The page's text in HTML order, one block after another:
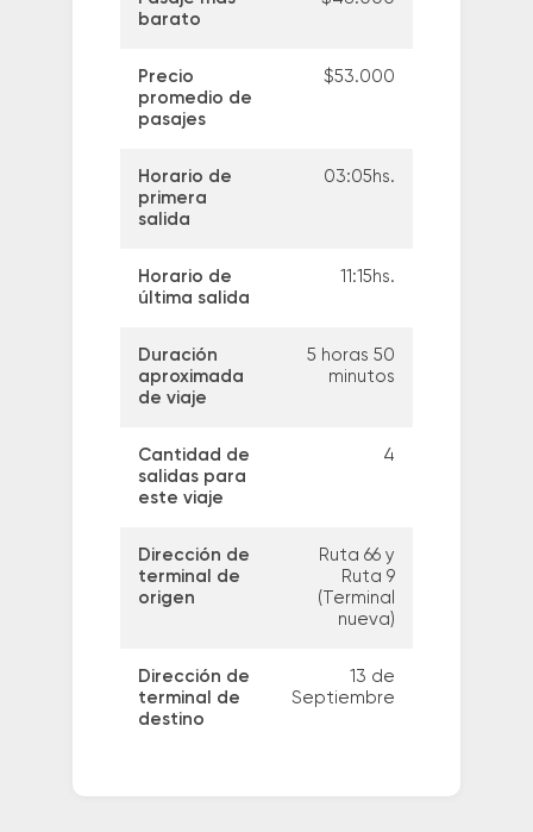
barato
Precio
promedio de
pasajes
$53.000
Horario de
primera
salida
03:05hs.
Horario de
última salida
11:15hs.
Duración
aproximada
de viaje
5 horas 50
minutos
Cantidad de
salidas para
este viaje
4
Dirección de
terminal de
origen
Ruta 66 y
Ruta 9
(Terminal
nueva)
Dirección de
terminal de
destino
13 de
Septiembre